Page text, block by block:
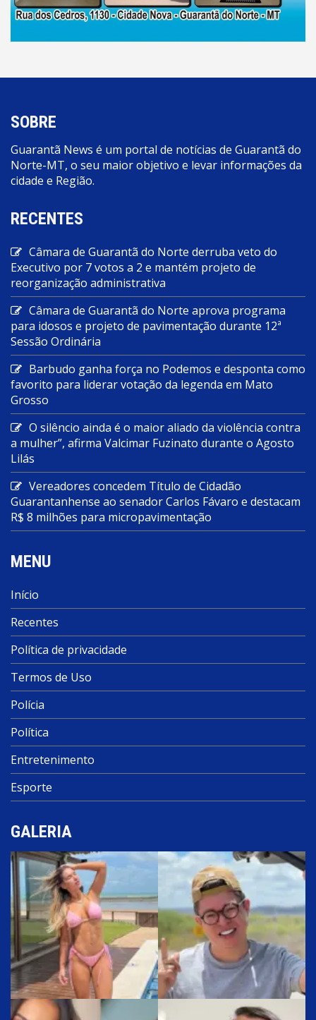
SOBRE
Guarantã News é um portal de notícias de Guarantã do
Norte-MT, o seu maior objetivo e levar informações da
cidade e Região.
RECENTES
Câmara de Guarantã do Norte derruba veto do
Executivo por 7 votos a 2 e mantém projeto de
reorganização administrativa
Câmara de Guarantã do Norte aprova programa
para idosos e projeto de pavimentação durante 12ª
Sessão Ordinária
Barbudo ganha força no Podemos e desponta como
favorito para liderar votação da legenda em Mato
Grosso
O silêncio ainda é o maior aliado da violência contra
a mulher”, afirma Valcimar Fuzinato durante o Agosto
Lilás
Vereadores concedem Título de Cidadão
Guarantanhense ao senador Carlos Fávaro e destacam
R$ 8 milhões para micropavimentação
MENU
Início
Recentes
Política de privacidade
Termos de Uso
Polícia
Política
Entretenimento
Esporte
GALERIA